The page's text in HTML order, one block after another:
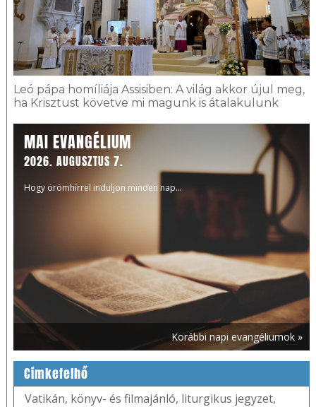
Leó pápa homíliája Assisiben: A világ akkor újul meg,
ha Krisztust követve mi magunk is átalakulunk
MAI EVANGÉLIUM
2026. AUGUSZTUS 7.
Hogy örömhírrel induljon minden nap...
Korábbi napi evangéliumok »
Címkefelhő
Vatikán, könyv- és filmajánló, liturgikus jegyzet,